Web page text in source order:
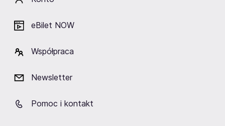
eBilet NOW
Współpraca
Newsletter
Pomoc i kontakt